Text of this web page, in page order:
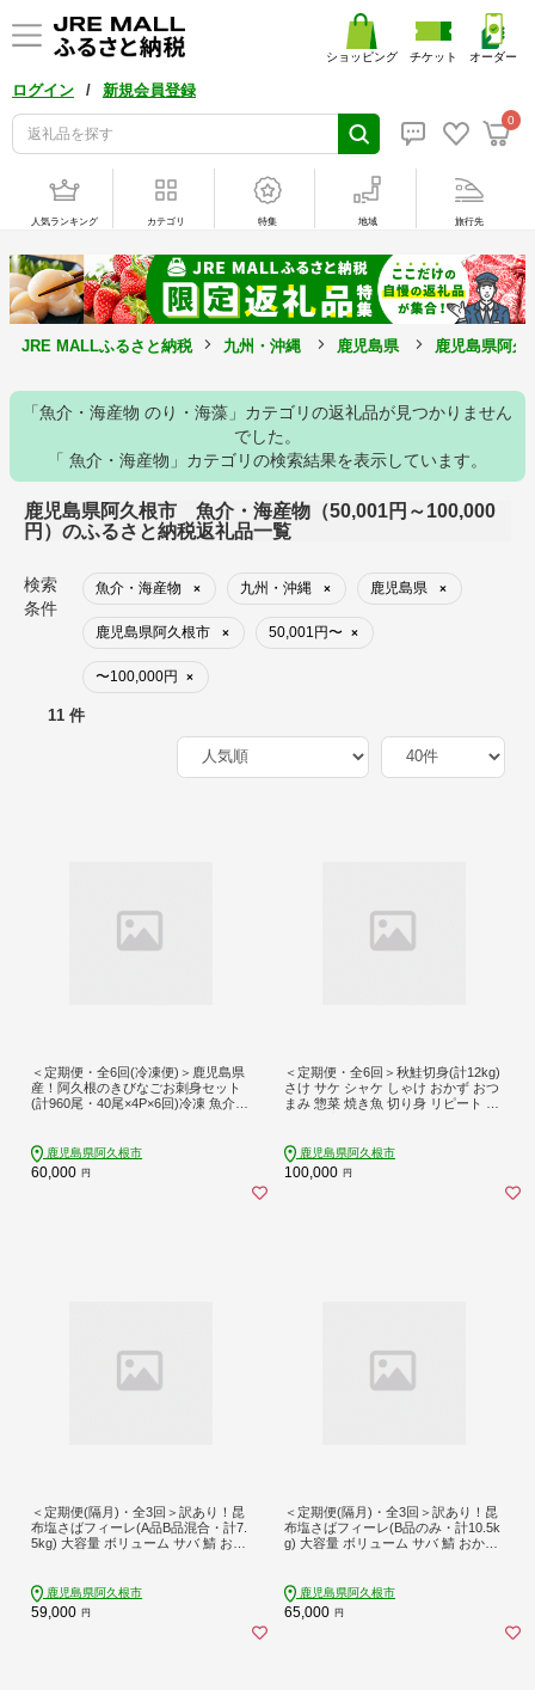
ログイン / 新規会員登録
0
ショッピング チケット オーダー
人気ランキング カテゴリ 特集 地域 旅行先
JRE MALLふるさと納税 九州・沖縄 鹿児島県 鹿児島県阿久
「魚介・海産物 のり・海藻」カテゴリの返礼品が見つかりません
でした。
「 魚介・海産物」カテゴリの検索結果を表示しています。
鹿児島県阿久根市 魚介・海産物（50,001円～100,000
円）のふるさと納税返礼品一覧
検索
条件
魚介・海産物 × 九州・沖縄 × 鹿児島県 ×
鹿児島県阿久根市 × 50,001円〜 ×
〜100,000円 ×
11 件
＜定期便・全6回(冷凍便)＞鹿児島県
産！阿久根のきびなごお刺身セット
(計960尾・40尾×4P×6回)冷凍 魚介類
産】akn054-15
鹿児島県阿久根市
60,000 円
＜定期便・全6回＞秋鮭切身(計12kg)
さけ サケ シャケ しゃけ おかず おつ
まみ 惣菜 焼き魚 切り身 リピート 魚
akn061-11
鹿児島県阿久根市
100,000 円
＜定期便(隔月)・全3回＞訳あり！昆
布塩さばフィーレ(A品B品混合・計7.
5kg) 大容量 ボリューム サバ 鯖 おか
バルフーズ】akn061-25
鹿児島県阿久根市
59,000 円
＜定期便(隔月)・全3回＞訳あり！昆
布塩さばフィーレ(B品のみ・計10.5k
g) 大容量 ボリューム サバ 鯖 おかず
ルフーズ】akn061-29
鹿児島県阿久根市
65,000 円